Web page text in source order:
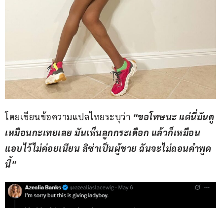
โดยเขียนข้อความแปลไทยระบุว่า “ขอโทษนะ แต่นี่มันดู
เหมือนกะเทยเลย มันเห็นลูกกระเดือก แล้วก็เหมือน
แอบไว้ไม่ค่อยเนียน ลิซ่าเป็นผู้ชาย ฉันจะไม่ถอนคำพูด
นี้”